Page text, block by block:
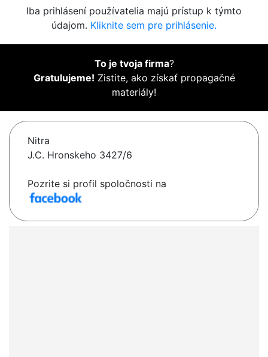
Iba prihlásení používatelia majú prístup k týmto
údajom. Kliknite sem pre prihlásenie.
To je tvoja firma?
Gratulujeme! Zistite, ako získať propagačné
materiály!
Nitra
J.C. Hronskeho 3427/6
Pozrite si profil spoločnosti na